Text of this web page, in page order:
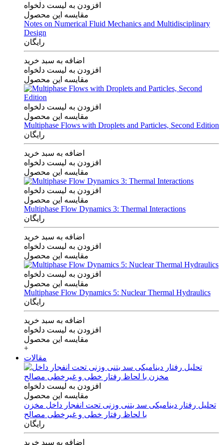
افزودن به لیست دلخواه
مقایسه این محصول
Notes on Numerical Fluid Mechanics and Multidisciplinary
Design
رایگان
اضافه به سبد خرید
افزودن به لیست دلخواه
مقایسه این محصول
افزودن به لیست دلخواه
مقایسه این محصول
Multiphase Flows with Droplets and Particles, Second Edition
رایگان
اضافه به سبد خرید
افزودن به لیست دلخواه
مقایسه این محصول
افزودن به لیست دلخواه
مقایسه این محصول
Multiphase Flow Dynamics 3: Thermal Interactions
رایگان
اضافه به سبد خرید
افزودن به لیست دلخواه
مقایسه این محصول
افزودن به لیست دلخواه
مقایسه این محصول
Multiphase Flow Dynamics 5: Nuclear Thermal Hydraulics
رایگان
اضافه به سبد خرید
افزودن به لیست دلخواه
مقایسه این محصول
+
مقالات
افزودن به لیست دلخواه
مقایسه این محصول
تحلیل رفتار دینامیکی سد بتنی وزنی تحت انفجار داخل مخزن
با لحاظ رفتار خطی و غیرخطی مصالح
رایگان
اضافه به سبد خرید